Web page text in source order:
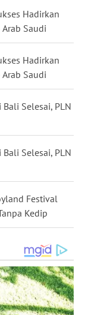
Hadirkan
Saudi
Hadirkan
Saudi
Selesai, PLN
Selesai, PLN
Festival
Kedip